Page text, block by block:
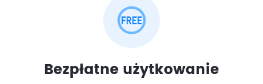
Bezpłatne użytkowanie